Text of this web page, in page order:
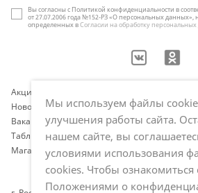
Акции
Новости
Вакансии
Таблица размеров
Магазины
Оплата и
Вы согласны с Политикой конфиденциальности в
от 27.07.2006 года №152-РЗ «О персональных данных»,
определенных вСогласии на обработку
Мы используем файлы
улучшения работы сайта.
нашем сайте, вы
условиями использования
cookies. Чтобы
Положениями о